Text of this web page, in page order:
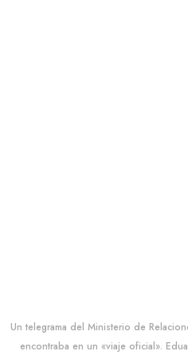
Un telegrama del Ministerio de
encontraba en un «viaje oficial».